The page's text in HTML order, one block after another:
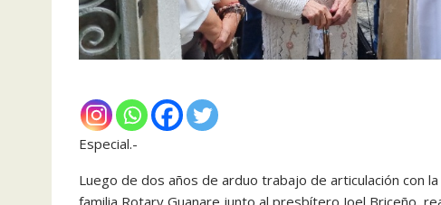
Especial.-
Luego de dos años de arduo trabajo de articulación con
familia Rotary Guanare junto al presbítero Joel Briceño,